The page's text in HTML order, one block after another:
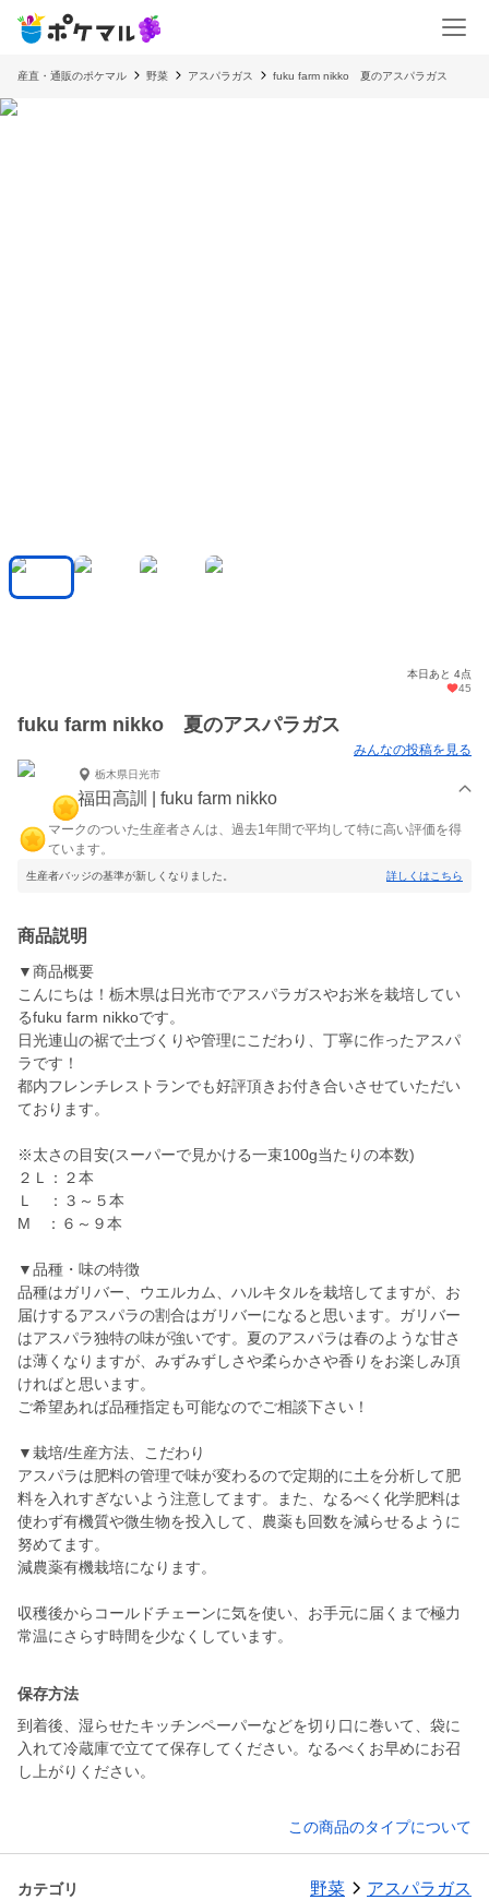
産直・通販のポケマル 野菜 アスパラガス fuku farm nikko 夏のアスパラガス
本日あと 4点
45
fuku farm nikko 夏のアスパラガス
みんなの投稿を見る
栃木県日光市
福田高訓 | fuku farm nikko
マークのついた生産者さんは、過去1年間で平均して特に高い評価を得
ています。
生産者バッジの基準が新しくなりました。 詳しくはこちら
商品説明
▼商品概要
こんにちは！栃木県は日光市でアスパラガスやお米を栽培してい
るfuku farm nikkoです。
日光連山の裾で土づくりや管理にこだわり、丁寧に作ったアスパ
ラです！
都内フレンチレストランでも好評頂きお付き合いさせていただい
ております。
※太さの目安(スーパーで見かける一束100g当たりの本数)
２Ｌ：２本
Ｌ ：３～５本
M ：６～９本
▼品種・味の特徴
品種はガリバー、ウエルカム、ハルキタルを栽培してますが、お
届けするアスパラの割合はガリバーになると思います。ガリバー
はアスパラ独特の味が強いです。夏のアスパラは春のような甘さ
は薄くなりますが、みずみずしさや柔らかさや香りをお楽しみ頂
ければと思います。
ご希望あれば品種指定も可能なのでご相談下さい！
▼栽培/生産方法、こだわり
アスパラは肥料の管理で味が変わるので定期的に土を分析して肥
料を入れすぎないよう注意してます。また、なるべく化学肥料は
使わず有機質や微生物を投入して、農薬も回数を減らせるように
努めてます。
減農薬有機栽培になります。
収穫後からコールドチェーンに気を使い、お手元に届くまで極力
常温にさらす時間を少なくしています。
保存方法
到着後、湿らせたキッチンペーパーなどを切り口に巻いて、袋に
入れて冷蔵庫で立てて保存してください。なるべくお早めにお召
し上がりください。
この商品のタイプについて
カテゴリ 野菜 アスパラガス